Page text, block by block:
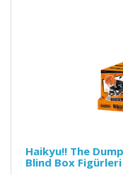
Haikyu!! The
Blind Box Figürleri